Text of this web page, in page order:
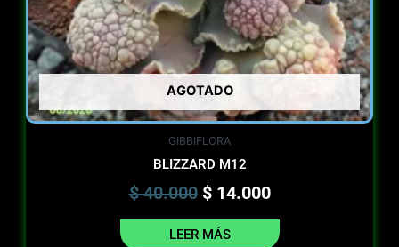
AGOTADO
GIBBIFLORA
BLIZZARD M12
$40.000 $14.000
LEER MÁS